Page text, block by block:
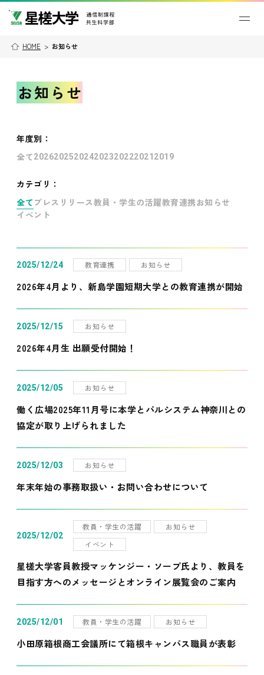
HOME > お知らせ
お知らせ
年度別 ：
全て202620252024202320222021 2019
カテゴリ：
全て プレスリリース教員・学生の活躍教育連携お知らせ
イベント
2025/12/24 教育連携 お知らせ
2026年4月より、新島学園短期大学との教育連携が開始
2025/12/15 お知らせ
2026年4月生 出願受付開始！
2025/12/05 お知らせ
働く広場2025年11月号に本学とパルシステム神奈川との
協定が取り上げられました
2025/12/03 お知らせ
年末年始の事務取扱い・お問い合わせについて
2025/12/02
教員・学生の活躍
お知らせ
イベント
星槎大学客員教授マッケンジー・ソープ氏より、教員を
目指す方へのメッセージとオンライン展覧会のご案内
2025/12/01 教員・学生の活躍 お知らせ
小田原箱根商工会議所にて箱根キャンパス職員が表彰